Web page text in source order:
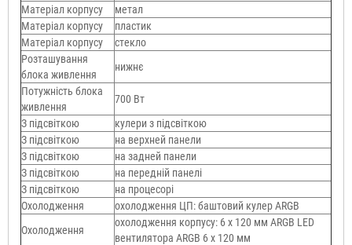
Матеріал корпусу
метал
Матеріал корпусу
пластик
Матеріал корпусу
стекло
Розташування
блока живлення
нижнє
Потужність блока
живлення
700 Вт
З підсвіткою
кулери з підсвіткою
З підсвіткою
на верхней панели
З підсвіткою
на задней панели
З підсвіткою
на передній панелі
З підсвіткою
на процесорі
Охолодження
охолодження ЦП: баштовий кулер ARGB
Охолодження
охолодження корпусу: 6 x 120 мм ARGB LED
вентилятора ARGB 6 x 120 мм